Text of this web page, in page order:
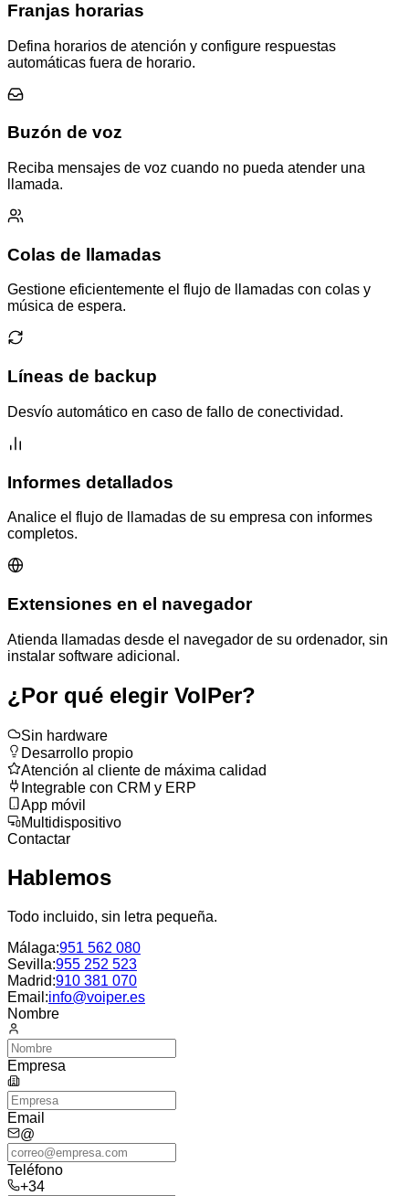
Franjas horarias
Defina horarios de atención y configure respuestas
automáticas fuera de horario.
Buzón de voz
Reciba mensajes de voz cuando no pueda atender una
llamada.
Colas de llamadas
Gestione eficientemente el flujo de llamadas con colas y
música de espera.
Líneas de backup
Desvío automático en caso de fallo de conectividad.
Informes detallados
Analice el flujo de llamadas de su empresa con informes
completos.
Extensiones en el navegador
Atienda llamadas desde el navegador de su ordenador, sin
instalar software adicional.
¿Por qué elegir VoIPer?
Sin hardware
Desarrollo propio
Atención al cliente de máxima calidad
Integrable con CRM y ERP
App móvil
Multidispositivo
Contactar
Hablemos
Todo incluido, sin letra pequeña.
Málaga:951 562 080
Sevilla:955 252 523
Madrid:910 381 070
Email:info@voiper.es
Nombre
Empresa
Email
@
Teléfono
+34